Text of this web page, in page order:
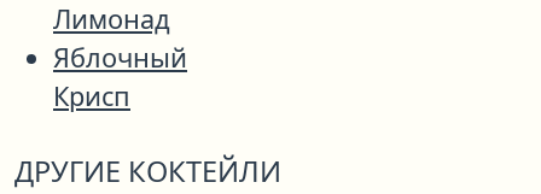
Лимонад
Яблочный
Крисп
ДРУГИЕ КОКТЕЙЛИ